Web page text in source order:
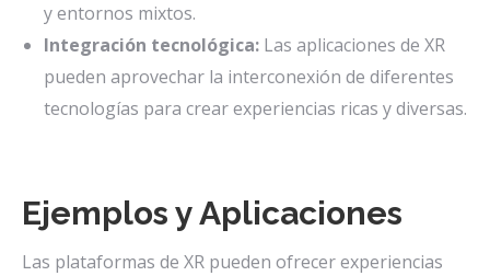
y entornos mixtos.
Integración tecnológica: Las aplicaciones de XR
pueden aprovechar la interconexión de diferentes
tecnologías para crear experiencias ricas y diversas.
Ejemplos y Aplicaciones
Las plataformas de XR pueden ofrecer experiencias